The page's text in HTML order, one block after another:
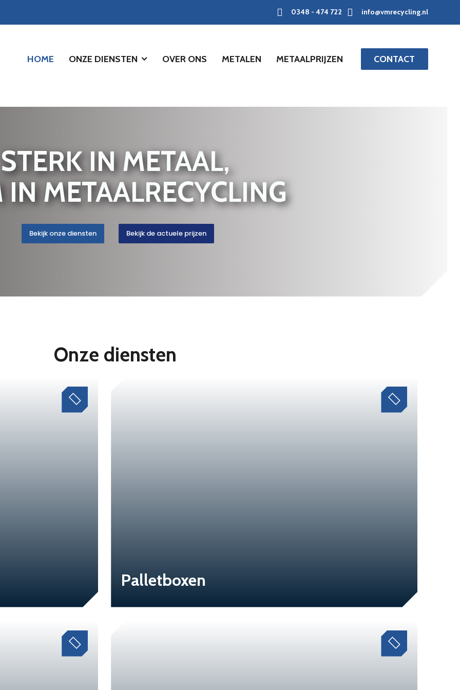
0348 - 474 722 info@vmrecycling.nl
HOME ONZE DIENSTEN OVER ONS METALEN METAALPRIJZEN CONTACT
Bekijk onze diensten
STERK IN METAAL,
IN METAALRECYCLING
Bekijk de actuele prijzen
Onze diensten
Palletboxen